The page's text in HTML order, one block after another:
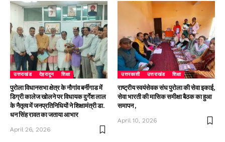
उत्तराखंड देहरादून शिक्षा
पुरोला विधानसभा क्षेत्र के नौगांव बर्नीगाड में
डिग्री कालेज खोलने पर विधायक दुर्गेश लाल
के नैतृत्व में जनप्रतिनिधियों ने शिक्षामंत्री डा.
धन सिंह रावत का जताया आभार
April 26, 2026
उत्तरकाशी उत्तराखंड शिक्षा
राष्ट्रीय स्वयंसेवक संघ पुरोला की सेवा इकाई,
सेवा भारती की मासिक समीक्षा बैठक का हुआ
समापन ,
April 10, 2026